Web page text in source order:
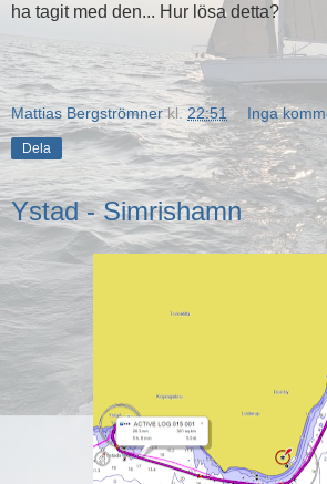
ha tagit med den... Hur lösa detta?
Mattias Bergströmner kl.22:51 Inga
Dela
Ystad - Simrishamn